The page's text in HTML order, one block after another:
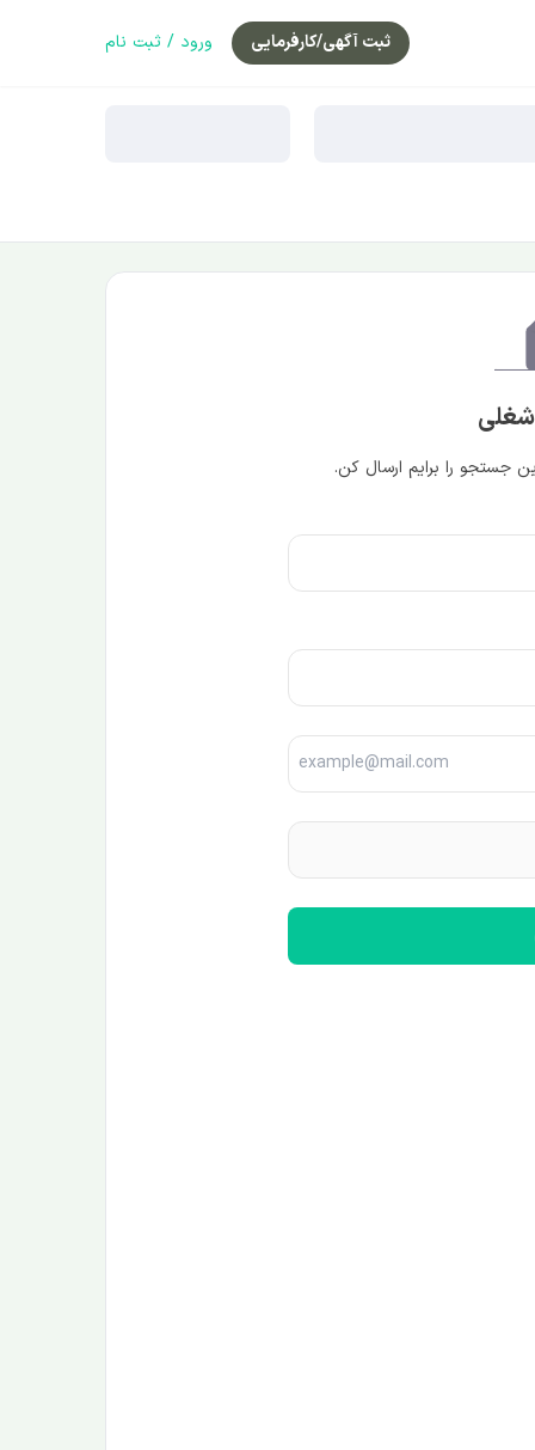
ثبت آگهی/کارفرمایی ورود / ثبت نام
شغلی
جستجو را برایم ارسال کن.